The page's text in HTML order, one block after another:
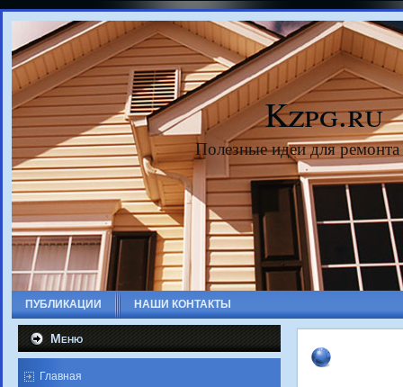
Kzpg.ru
Полезные идеи для
ПУБЛИКАЦИИ НАШИ КОНТАКТЫ
Меню
Главная